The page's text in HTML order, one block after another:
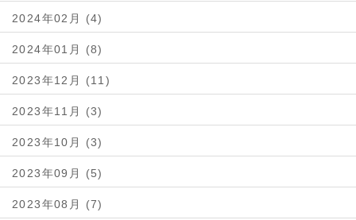
2024年02月 (4)
2024年01月 (8)
2023年12月 (11)
2023年11月 (3)
2023年10月 (3)
2023年09月 (5)
2023年08月 (7)